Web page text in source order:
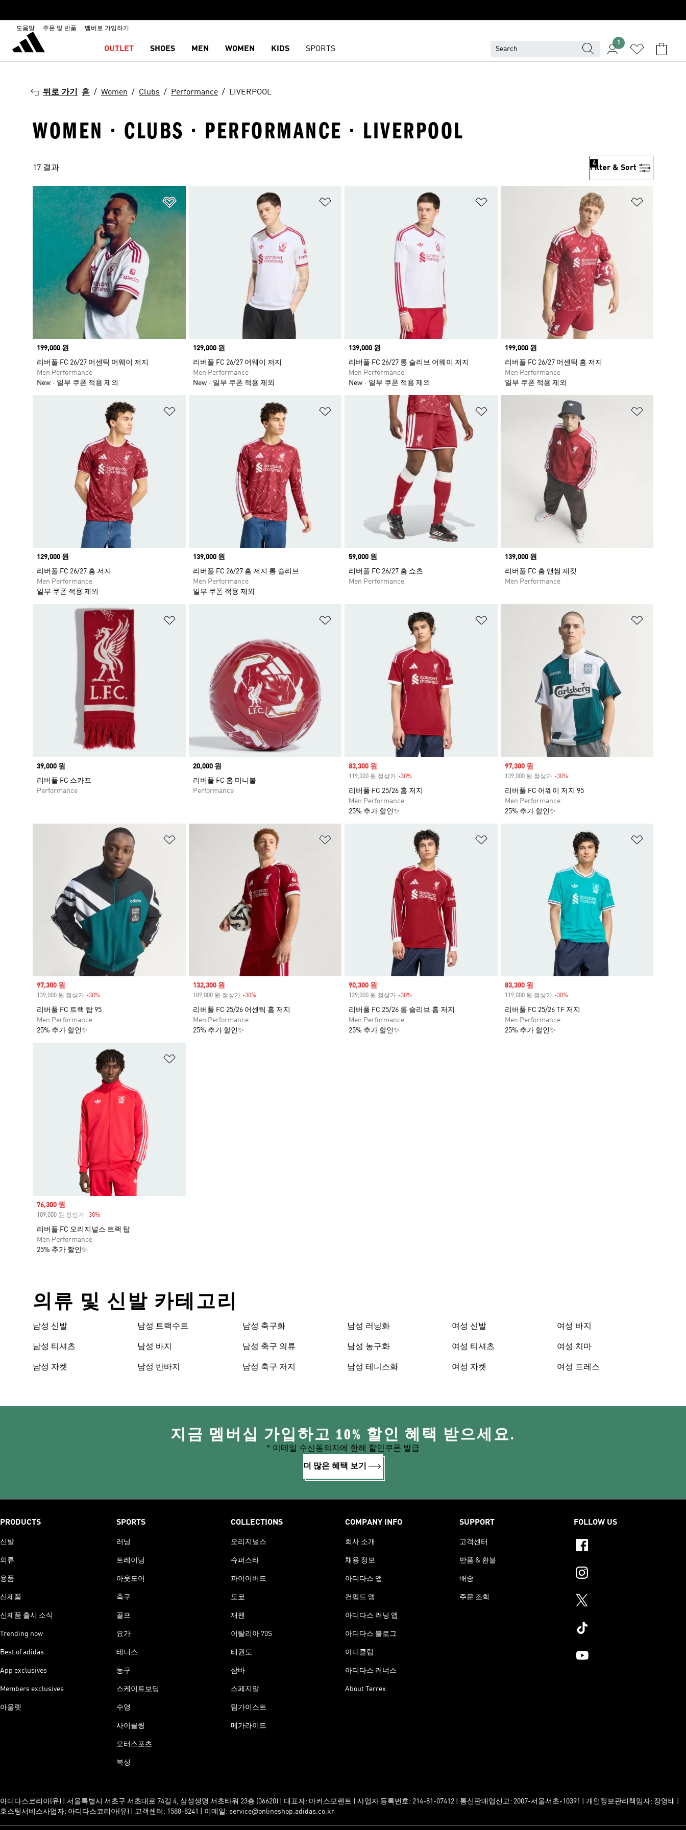
도움말 주문 및 반품 멤버로 가입하기
OUTLET SHOES MEN WOMEN KIDS SPORTS
1
뒤로 가기 홈 Women Clubs Performance LIVERPOOL
WOMEN · CLUBS · PERFORMANCE · LIVERPOOL
17 결과 Filter & Sort
4
Price
199,000 원
리버풀 FC 26/27 어센틱 어웨이 저지
Men Performance
New
일부 쿠폰 적용 제외
Price
129,000 원
리버풀 FC 26/27 어웨이 저지
Men Performance
New
일부 쿠폰 적용 제외
Price
139,000 원
리버풀 FC 26/27 롱 슬리브 어웨이 저지
Men Performance
New
일부 쿠폰 적용 제외
Price
199,000 원
리버풀 FC 26/27 어센틱 홈 저지
Men Performance
일부 쿠폰 적용 제외
Price
129,000 원
리버풀 FC 26/27 홈 저지
Men Performance
일부 쿠폰 적용 제외
위시리스트 담기
Price
139,000 원
리버풀 FC 26/27 홈 저지 롱 슬리브
Men Performance
일부 쿠폰 적용 제외
Price
59,000 원
리버풀 FC 26/27 홈 쇼츠
Men Performance
Price
139,000 원
리버풀 FC 홈 앤썸 재킷
Men Performance
Price
39,000 원
리버풀 FC 스카프
Performance
Price
20,000 원
리버풀 FC 홈 미니볼
Performance
Sale price
83,300 원
119,000 원 정상가 -30%
리버풀 FC 25/26 홈 저지
Men Performance
25% 추가 할인✨
Sale price
97,300 원
139,000 원 정상가 -30%Discount
리버풀 FC 어웨이 저지 95
Men Performance
25% 추가 할인✨
Sale price
97,300 원
139,000 원 정상가 -30%
리버풀 FC 트랙 탑 95
Men Performance
25% 추가 할인✨
Sale price
132,300 원
189,000 원 정상가 -30%Discount
리버풀 FC 25/26 어센틱 홈 저지
Men Performance
25% 추가 할인✨
Sale price
90,300 원
129,000 원 정상가 -30%
리버풀 FC 25/26 롱 슬리브 홈 저지
Men Performance
25% 추가 할인✨
Sale price
83,300 원
119,000 원 정상가 -30%Discount
리버풀 FC 25/26 TF 저지
Men Performance
25% 추가 할인✨
Sale price
76,300 원
109,000 원 정상가 -30%
리버풀 FC 오리지널스 트랙 탑
Men Performance
25% 추가 할인✨
의류 및 신발 카테고리
남성 신발
남성 티셔츠
남성 자켓
남성 트랙수트
남성 바지
남성 반바지
남성 축구화
남성 축구 의류
남성 축구 저지
남성 러닝화
남성 농구화
남성 테니스화
여성 신발
여성 티셔츠
여성 자켓
여성 바지
여성 치마
여성 드레스
지금 멤버십 가입하고 10% 할인 혜택 받으세요.
* 이메일 수신동의자에 한해 할인쿠폰 발급
더 많은 혜택 보기
PRODUCTS
신발
의류
용품
신제품
신제품 출시 소식
Trending now
Best of adidas
App exclusives
Members exclusives
아울렛
SPORTS
러닝
트레이닝
아웃도어
축구
골프
요가
테니스
농구
스케이트보딩
수영
사이클링
모터스포츠
복싱
COLLECTIONS
오리지널스
슈퍼스타
파이어버드
도쿄
재팬
이탈리아 70S
태권도
삼바
스페지알
팀가이스트
메가라이드
COMPANY INFO
회사 소개
채용 정보
아디다스 앱
컨펌드 앱
아디다스 러닝 앱
아디다스 블로그
아디클럽
아디다스 러너스
About Terrex
SUPPORT
고객센터
반품 & 환불
배송
주문 조회
FOLLOW US
아디다스코리아(유) | 서울특별시 서초구 서초대로 74길 4, 삼성생명 서초타워 23층 (06620) | 대표자: 마커스모렌트 | 사업자 등록번호: 214-81-07412 | 통신판매업신고: 2007-서울서초-10391 | 개인정보관리책임자: 장영태 |
호스팅서비스사업자: 아디다스코리아(유) | 고객센터: 1588-8241 | 이메일: service@onlineshop.adidas.co.kr